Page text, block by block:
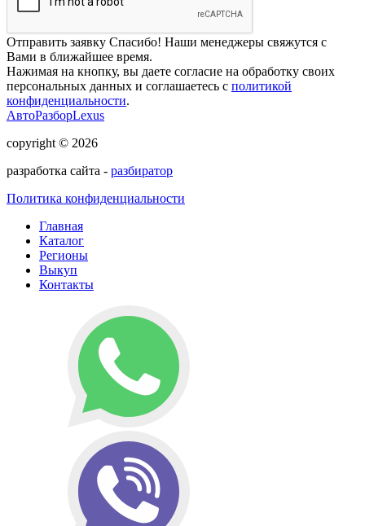
Отправить заявку Спасибо! Наши менеджеры свяжутся с
Вами в ближайшее время.
Нажимая на кнопку, вы даете согласие на обработку своих
персональных данных и соглашаетесь с политикой
конфиденциальности.
АвтоРазборLexus
copyright © 2026
разработка сайта - разбиратор
Политика конфиденциальности
Главная
Каталог
Регионы
Выкуп
Контакты